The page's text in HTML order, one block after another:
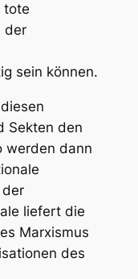
tote
der
sein können.
Sekten den
werden dann
der
liefert die
Marxismus
des